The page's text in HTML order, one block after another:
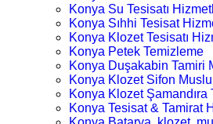
Konya Su Tesisatı
Konya Sıhhi Tesisat
Konya Klozet Tesisatı
Konya Petek Temizleme
Konya Duşakabin Tamiri
Konya Klozet Sifon
Konya Klozet Şamandıra
Konya Tesisat & Tamirat